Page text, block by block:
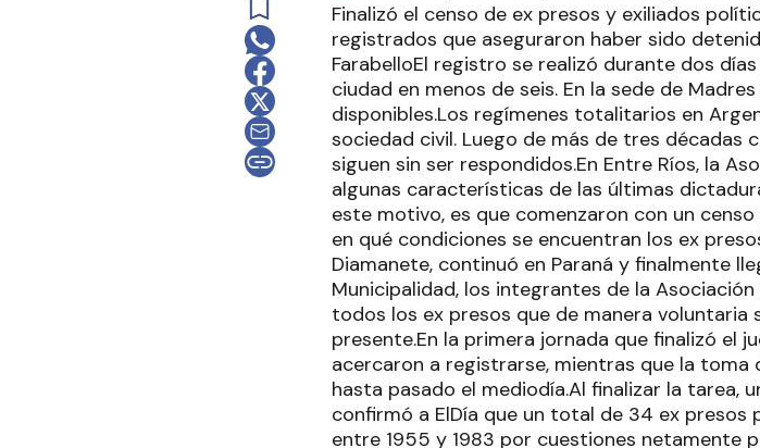
Finalizó el censo de ex presos y exiliados
registrados que aseguraron haber sido
FarabelloEl registro se realizó durante dos
ciudad en menos de seis. En la sede de
disponibles.Los regímenes totalitarios en
sociedad civil. Luego de más de tres
siguen sin ser respondidos.En Entre Ríos, la
algunas características de las últimas
este motivo, es que comenzaron con un
en qué condiciones se encuentran los ex
Diamanete, continuó en Paraná y finalmente
Municipalidad, los integrantes de la
todos los ex presos que de manera
presente.En la primera jornada que finalizó el
acercaron a registrarse, mientras que la
hasta pasado el mediodía.Al finalizar la tarea,
confirmó a ElDía que un total de 34 ex
entre 1955 y 1983 por cuestiones netamente